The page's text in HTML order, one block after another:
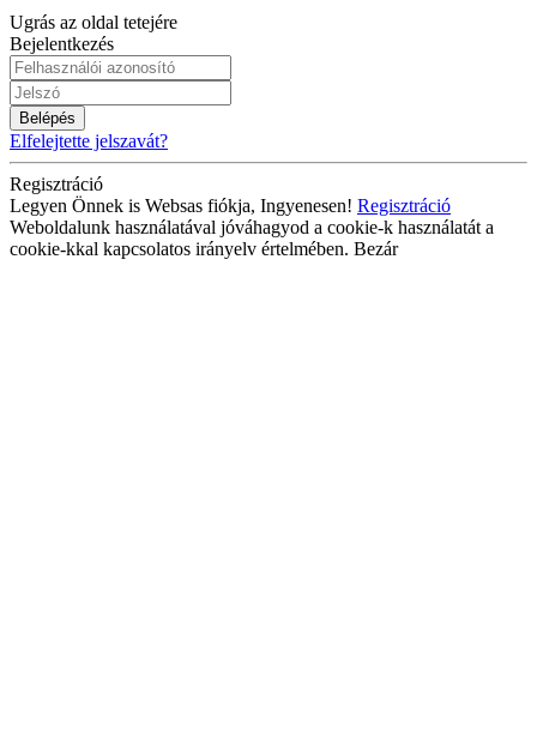
Ugrás az oldal tetejére
Bejelentkezés
Belépés
Elfelejtette jelszavát?
Regisztráció
Legyen Önnek is Websas fiókja, Ingyenesen! Regisztráció
Weboldalunk használatával jóváhagyod a cookie-k használatát a
cookie-kkal kapcsolatos irányelv értelmében. Bezár